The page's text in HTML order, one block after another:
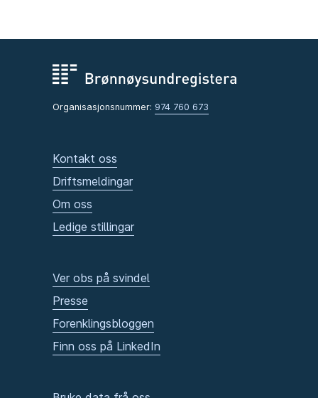
Organisasjonsnummer: 974 760 673
Kontakt oss
Driftsmeldingar
Om oss
Ledige stillingar
Ver obs på svindel
Presse
Forenklingsbloggen
Finn oss på LinkedIn